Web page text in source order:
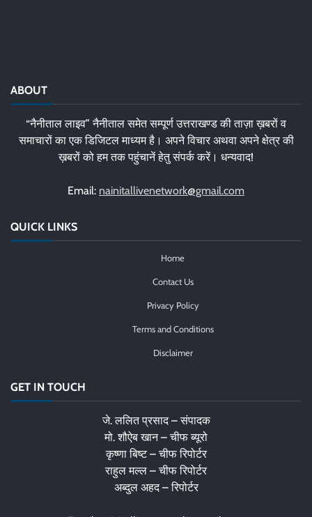
ABOUT
“नैनीताल लाइव” नैनीताल समेत सम्पूर्ण उत्तराखण्ड की ताज़ा ख़बरों व
समाचारों का एक डिजिटल माध्यम है। अपने विचार अथवा अपने क्षेत्र की
ख़बरों को हम तक पहुंचानें हेतु संपर्क करें। धन्यवाद!
Email: nainitallivenetwork@gmail.com
QUICK LINKS
Home
Contact Us
Privacy Policy
Terms and Conditions
Disclaimer
GET IN TOUCH
जे. ललित प्रसाद – संपादक
मो. शौऐब खान – चीफ ब्यूरो
कृष्णा बिष्ट – चीफ रिपोर्टर
राहुल मल्ल – चीफ रिपोर्टर
अब्दुल अहद – रिपोर्टर